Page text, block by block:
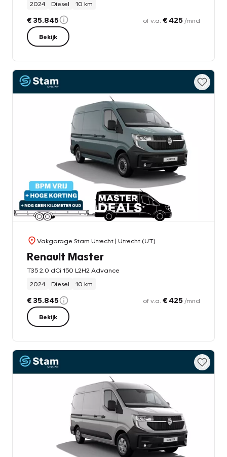
2024 Diesel 10 km
€ 35.845 of v.a. € 425 /mnd
Bekijk
Vakgarage Stam Utrecht| Utrecht (UT)
Renault Master
T35 2.0 dCi 150 L2H2 Advance
2024
Diesel 10 km
€ 35.845 of v.a. € 425 /mnd
Bekijk